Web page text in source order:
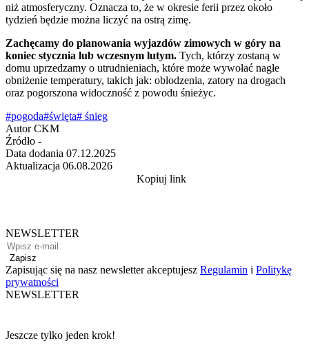
niż atmosferyczny. Oznacza to, że w okresie ferii przez około
tydzień będzie można liczyć na ostrą zimę.
Zachęcamy do planowania wyjazdów zimowych w góry na
koniec stycznia lub wczesnym lutym. Tych, którzy zostaną w
domu uprzedzamy o utrudnieniach, które może wywołać nagłe
obniżenie temperatury, takich jak: oblodzenia, zatory na drogach
oraz pogorszona widoczność z powodu śnieżyc.
#pogoda#święta# śnieg
Autor CKM
Źródło -
Data dodania 07.12.2025
Aktualizacja 06.08.2026
Kopiuj link
NEWSLETTER
Zapisz
Zapisując się na nasz newsletter akceptujesz Regulamin i Politykę
prywatności
NEWSLETTER
Jeszcze tylko jeden krok!